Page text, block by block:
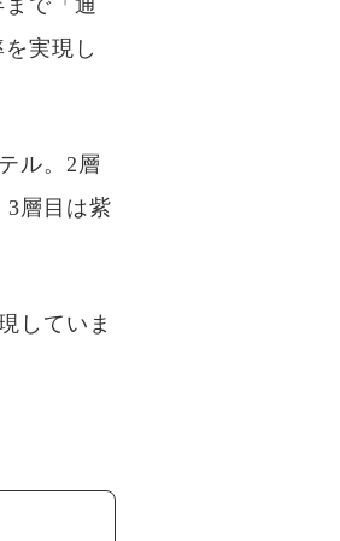
で「通
実現し
ル。2層
3層目は紫
していま